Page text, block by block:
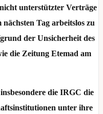
unterstützter Verträge
Tag arbeitslos zu
der Unsicherheit des
die Zeitung Etemad am
die IRGC die
unter ihre